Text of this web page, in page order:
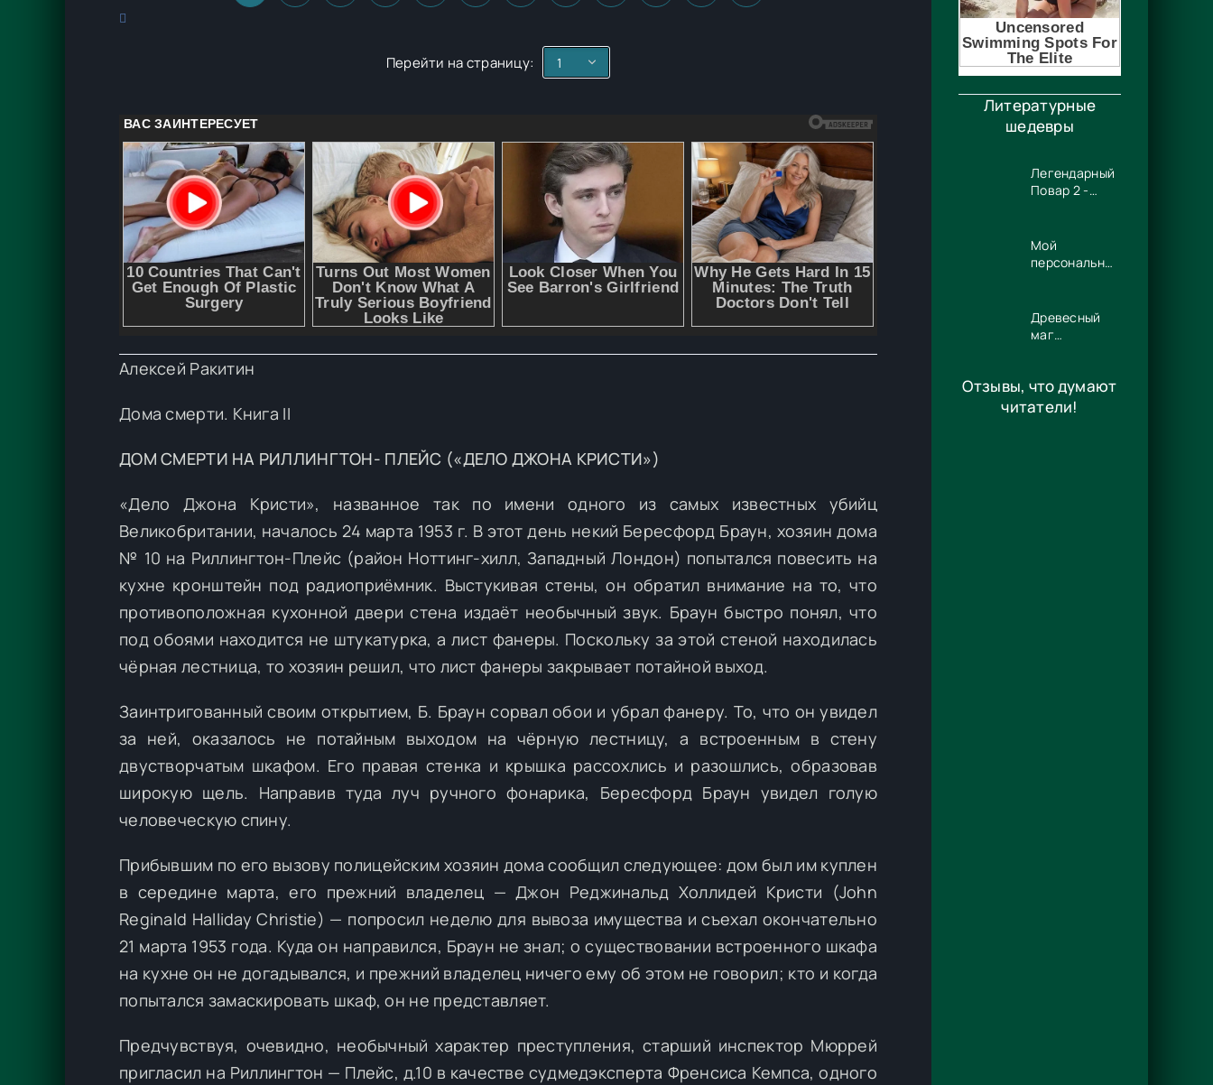
Литературные
шедевры
Легендарный
Повар 2 -
Мой
персональный
Древесный
маг
- Игорь
Павлов
Отзывы, что думают
читатели!
Перейти на страницу:
Алексей Ракитин
Дома смерти. Книга II
ДОМ СМЕРТИ НА РИЛЛИНГТОН- ПЛЕЙС («ДЕЛО ДЖОНА КРИСТИ»)
«Дело Джона Кристи», названное так по имени одного из самых известных убийц
Великобритании, началось 24 марта 1953 г. В этот день некий Бересфорд Браун, хозяин дома
№ 10 на Риллингтон-Плейс (район Ноттинг-хилл, Западный Лондон) попытался повесить на
кухне кронштейн под радиоприёмник. Выстукивая стены, он обратил внимание на то, что
противоположная кухонной двери стена издаёт необычный звук. Браун быстро понял, что
под обоями находится не штукатурка, а лист фанеры. Поскольку за этой стеной находилась
чёрная лестница, то хозяин решил, что лист фанеры закрывает потайной выход.
Заинтригованный своим открытием, Б. Браун сорвал обои и убрал фанеру. То, что он увидел
за ней, оказалось не потайным выходом на чёрную лестницу, а встроенным в стену
двустворчатым шкафом. Его правая стенка и крышка рассохлись и разошлись, образовав
широкую щель. Направив туда луч ручного фонарика, Бересфорд Браун увидел голую
человеческую спину.
Прибывшим по его вызову полицейским хозяин дома сообщил следующее: дом был им куплен
в середине марта, его прежний владелец — Джон Реджинальд Холлидей Кристи (John
Reginald Halliday Christie) — попросил неделю для вывоза имущества и съехал окончательно
21 марта 1953 года. Куда он направился, Браун не знал; о существовании встроенного шкафа
на кухне он не догадывался, и прежний владелец ничего ему об этом не говорил; кто и когда
попытался замаскировать шкаф, он не представляет.
Предчувствуя, очевидно, необычный характер преступления, старший инспектор Мюррей
пригласил на Риллингтон — Плейс, д.10 в качестве судмедэксперта Френсиса Кемпса, одного